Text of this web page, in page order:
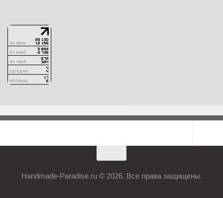
Handmade-Paradise.ru © 2026. Все права защищены.